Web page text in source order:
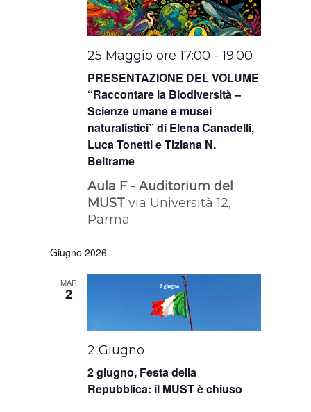
PRESENTAZIONE DEL VOLUME
“Raccontare la Biodiversità –
Scienze umane e musei
naturalistici” di Elena Canadelli,
Luca Tonetti e Tiziana N.
Beltrame
25 Maggio ore 17:00 -19:00
Aula F - Auditorium del
MUSTvia Università 12,
Parma
Giugno 2026
MAR
2
2 giugno, Festa della
Repubblica: il MUST è chiuso
2 Giugno